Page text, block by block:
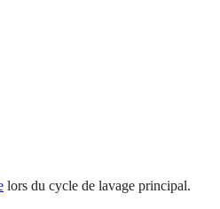
lors du cycle de lavage principal.